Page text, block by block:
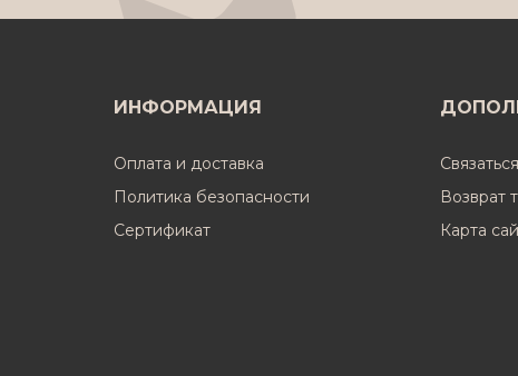
ИНФОРМАЦИЯ
Оплата и доставка
Политика безопасности
Cертификат
Возврат
Карта